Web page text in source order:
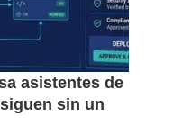
asistentes de
sin un